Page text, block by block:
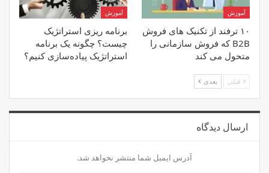
آموزش
۱۰ ترفند از تکنیک های فروش
B2B که فروش سازمانی را
متحول می کند
آموزش
برنامه ریزی استراتژیک
چیست؟ چگونه یک برنامه
استراتژیک پیاده‌سازی کنیم؟
قبلی بعدی
ارسال دیدگاه
آدرس ایمیل شما منتشر نخواهد شد.